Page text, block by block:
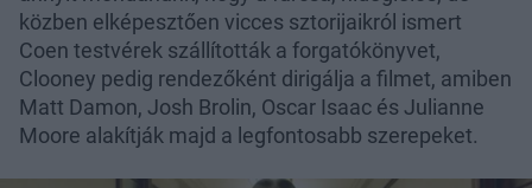
közben elképesztően vicces sztorijaikról ismert
Coen testvérek szállították a forgatókönyvet,
Clooney pedig rendezőként dirigálja a filmet, amiben
Matt Damon, Josh Brolin, Oscar Isaac és Julianne
Moore alakítják majd a legfontosabb szerepeket.